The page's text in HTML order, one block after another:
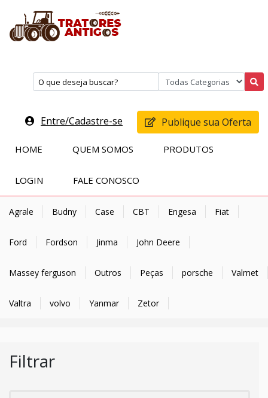
Entre/Cadastre-se Publique sua Oferta
HOME QUEM SOMOS PRODUTOS
LOGIN FALE CONOSCO
Agrale Budny Case CBT Engesa Fiat
Ford Fordson Jinma John Deere
Massey ferguson Outros Peças porsche Valmet
Valtra volvo Yanmar Zetor
Filtrar